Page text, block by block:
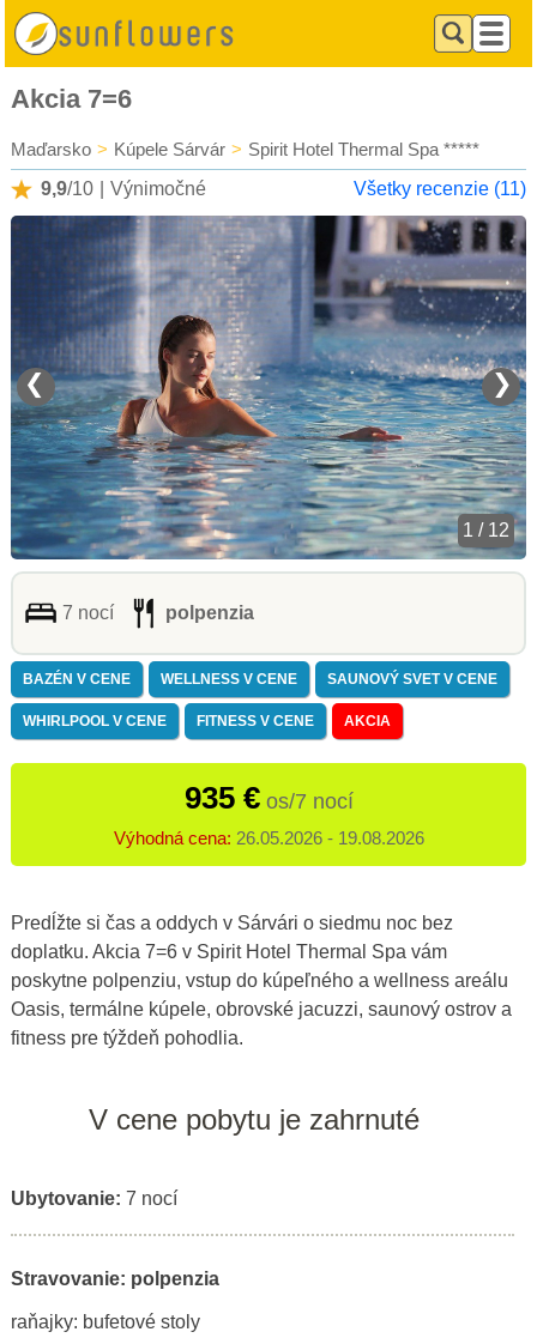
Akcia 7=6
Maďarsko > Kúpele Sárvár > Spirit Hotel Thermal Spa *****
9,9/10 Výnimočné Všetky recenzie (11)
❮ ❯
1 / 12
7 nocí polpenzia
BAZÉN V CENE WELLNESS V CENE SAUNOVÝ SVET V CENE
WHIRLPOOL V CENE FITNESS V CENE AKCIA
935 €os/7 nocí
Výhodná cena: 26.05.2026 - 19.08.2026
Predĺžte si čas a oddych v Sárvári o siedmu noc bez
doplatku. Akcia 7=6 v Spirit Hotel Thermal Spa vám
poskytne polpenziu, vstup do kúpeľného a wellness areálu
Oasis, termálne kúpele, obrovské jacuzzi, saunový ostrov a
fitness pre týždeň pohodlia.
V cene pobytu je zahrnuté
Ubytovanie: 7 nocí
Stravovanie: polpenzia
raňajky: bufetové stoly